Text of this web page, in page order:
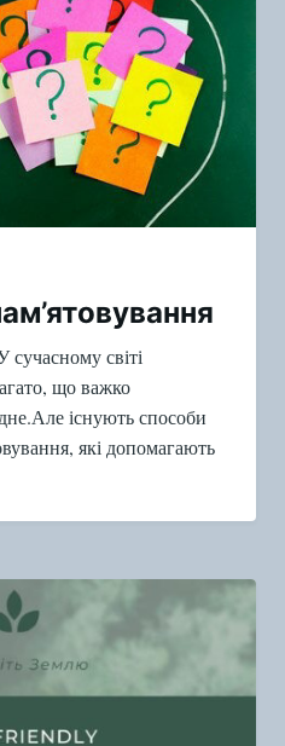
світі
що важко
існують способи
які допомагають